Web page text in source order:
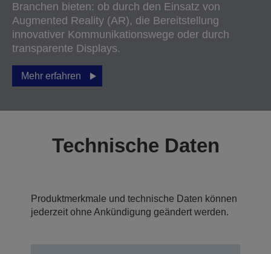
Branchen bieten: ob durch den Einsatz von
Augmented Reality (AR), die Bereitstellung
innovativer Kommunikationswege oder durch
transparente Displays.
Mehr erfahren
Technische Daten
Produktmerkmale und technische Daten können
jederzeit ohne Ankündigung geändert werden.